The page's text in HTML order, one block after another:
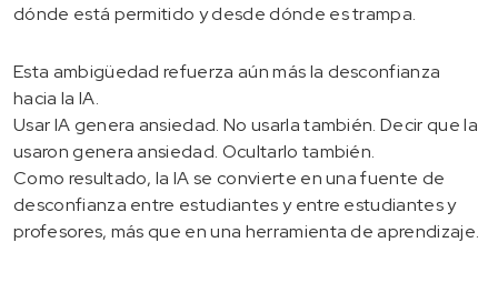
dónde está permitido y desde dónde es trampa.
Esta ambigüedad refuerza aún más la desconfianza
hacia la IA.
Usar IA genera ansiedad. No usarla también. Decir que la
usaron genera ansiedad. Ocultarlo también.
Como resultado, la IA se convierte en una fuente de
desconfianza entre estudiantes y entre estudiantes y
profesores, más que en una herramienta de aprendizaje.